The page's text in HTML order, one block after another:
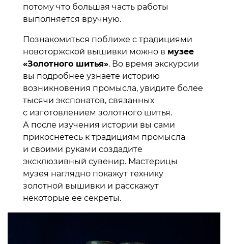
потому что большая часть работы
выполняется вручную.
Познакомиться поближе с традициями
новоторжской вышивки можно в музее
«Золотного шитья». Во время экскурсии
вы подробнее узнаете историю
возникновения промысла, увидите более
тысячи экспонатов, связанных
с изготовлением золотного шитья.
А после изучения истории вы сами
прикоснетесь к традициям промысла
и своими руками создадите
эксклюзивный сувенир. Мастерицы
музея наглядно покажут технику
золотной вышивки и расскажут
некоторые ее секреты.